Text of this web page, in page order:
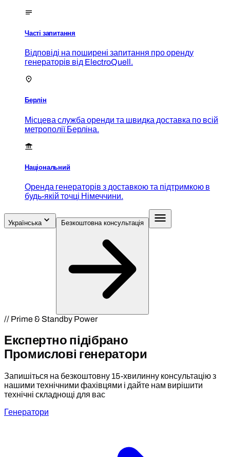
Часті запитання
Відповіді на поширені запитання про оренду
генераторів від ElectroQuell.
Берлін
Місцева служба оренди та швидка доставка по всій
метрополії Берліна.
Національний
Оренда генераторів з доставкою та підтримкою в
будь-якій точці Німеччини.
Українська
// Prime & Standby Power
Експертно підібрано
Промислові генератори
Запишіться на безкоштовну 15-хвилинну консультацію з
нашими технічними фахівцями і дайте нам вирішити
технічні складнощі для вас
Генератори